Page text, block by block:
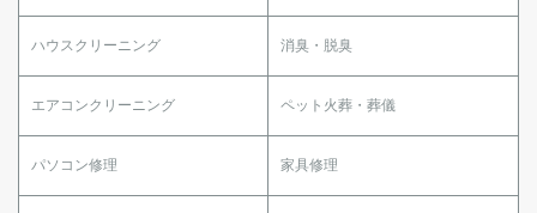
ハウスクリーニング 消臭・脱臭
エアコンクリーニング ペット火葬・葬儀
パソコン修理 家具修理